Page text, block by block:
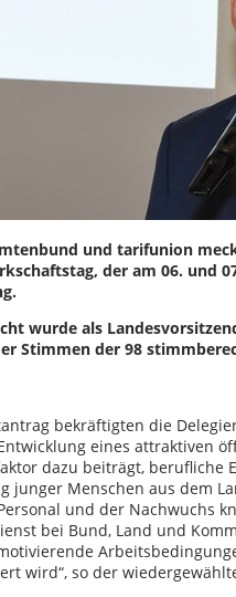
und tarifunion
der am 06. und
wurde als
Stimmen der 98
bekräftigten die
eines attraktiven
dazu beiträgt, berufliche
junger Menschen aus dem
und der Nachwuchs
bei Bund, Land und
wird“, so der